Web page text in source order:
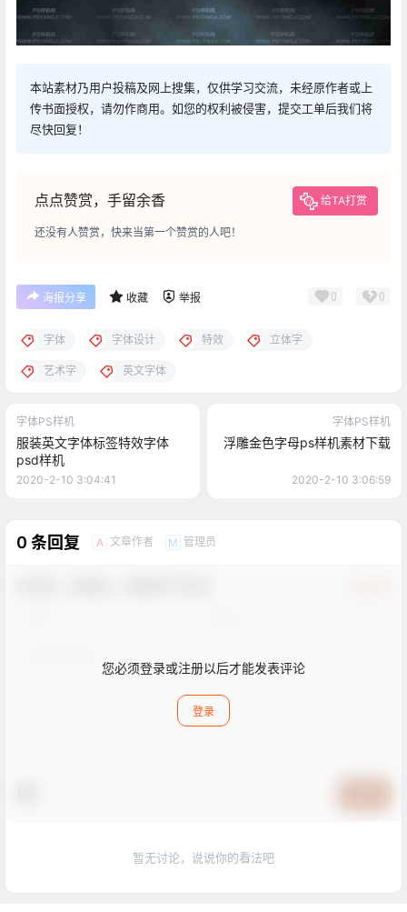
本站素材乃用户投稿及网上搜集，仅供学习交流，未经原作者或上
传书面授权，请勿作商用。如您的权利被侵害，提交工单后我们将
尽快回复！
点点赞赏，手留余香 给TA打赏
还没有人赞赏，快来当第一个赞赏的人吧！
海报分享 收藏 举报 0 0
字体 字体设计 特效 立体字
艺术字 英文字体
字体PS样机
服装英文字体标签特效字体
psd样机
2020-2-10 3:04:41
字体PS样机
浮雕金色字母ps样机素材下载
2020-2-10 3:06:59
0 条回复 A 文章作者 M 管理员
您必须登录或注册以后才能发表评论
登录
暂无讨论，说说你的看法吧